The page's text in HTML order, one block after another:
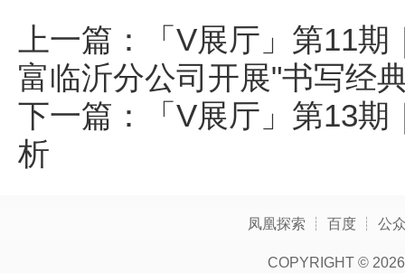
上一篇：
「V展厅」第11
富临沂分公司开展"书写经
下一篇：
「V展厅」第13
析
凤凰探索 ┊ 百度 ┊ 公
COPYRIGHT ©